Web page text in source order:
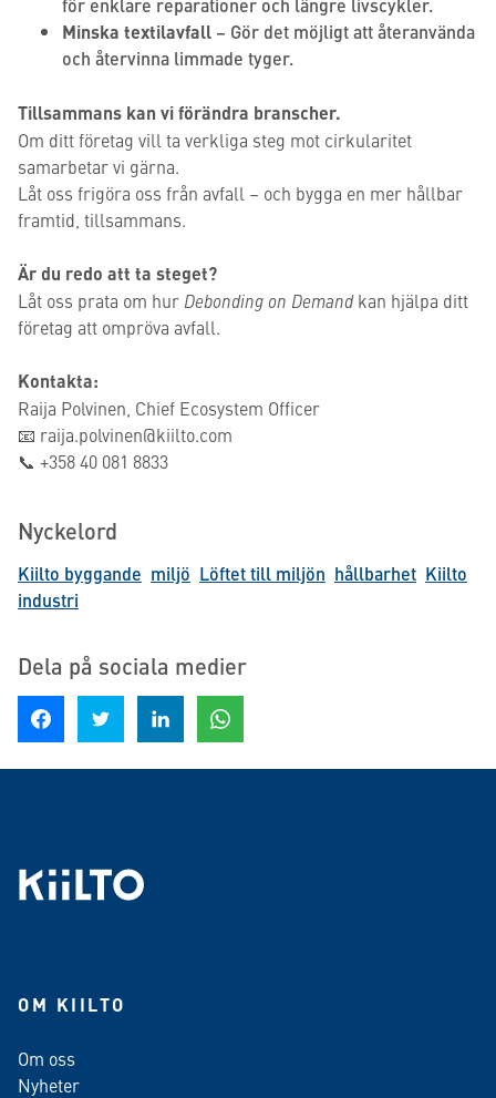
Minska textilavfall – Gör det möjligt att återanvända
och återvinna limmade tyger.
Tillsammans kan vi förändra branscher.
Om ditt företag vill ta verkliga steg mot cirkularitet
samarbetar vi gärna.
Låt oss frigöra oss från avfall – och bygga en mer hållbar
framtid, tillsammans.
Är du redo att ta steget?
Låt oss prata om hur Debonding on Demandkan hjälpa ditt
företag att ompröva avfall.
Kontakta:
Raija Polvinen, Chief Ecosystem Officer
📧 raija.polvinen@kiilto.com
📞 +358 40 081 8833
Nyckelord
Kiilto byggande miljö Löftet till miljön hållbarhet Kiilto
industri
Dela på sociala medier
Dela på Facebook Dela på Twitter Dela på LinkedIn
OM KIILTO
Om oss
Nyheter